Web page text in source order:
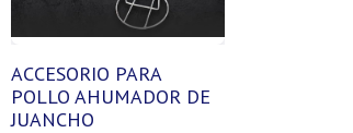
ACCESORIO PARA
POLLO AHUMADOR DE
JUANCHO